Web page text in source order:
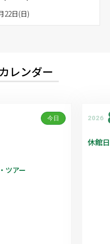
22日(日)
レンダー
今日
ツアー
2026
休館日